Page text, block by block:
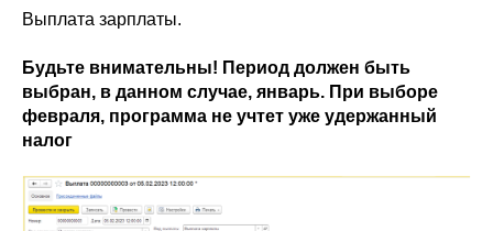
Выплата зарплаты.
Будьте внимательны! Период должен быть
выбран, в данном случае, январь. При выборе
февраля, программа не учтет уже удержанный
налог